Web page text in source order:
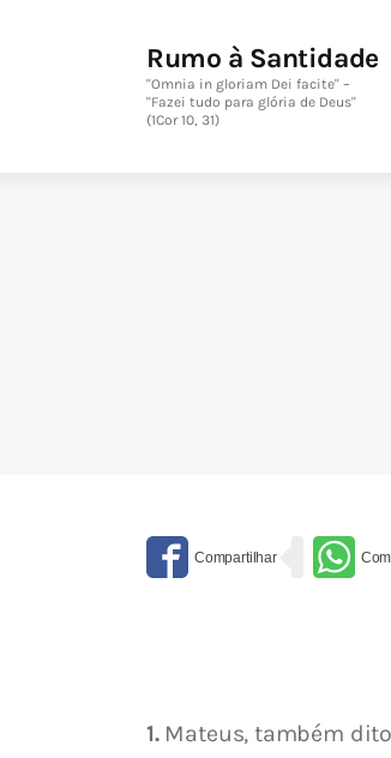
Rumo à Santidade
"Omnia in gloriam Dei facite" –
"Fazei tudo para glória de Deus"
(1Cor 10, 31)
1. Mateus, também dito